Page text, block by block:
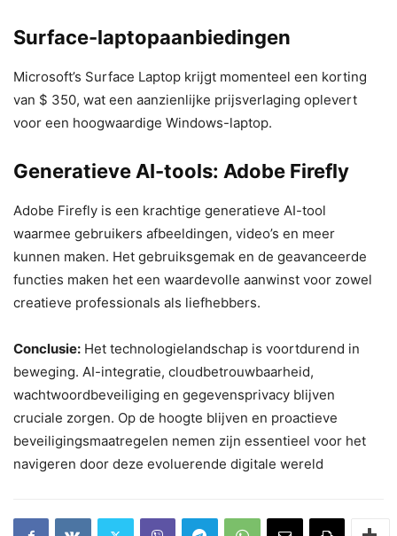
Surface-laptopaanbiedingen
Microsoft’s Surface Laptop krijgt momenteel een korting
van $ 350, wat een aanzienlijke prijsverlaging oplevert
voor een hoogwaardige Windows-laptop.
Generatieve AI-tools: Adobe Firefly
Adobe Firefly is een krachtige generatieve AI-tool
waarmee gebruikers afbeeldingen, video’s en meer
kunnen maken. Het gebruiksgemak en de geavanceerde
functies maken het een waardevolle aanwinst voor zowel
creatieve professionals als liefhebbers.
Conclusie: Het technologielandschap is voortdurend in
beweging. AI-integratie, cloudbetrouwbaarheid,
wachtwoordbeveiliging en gegevensprivacy blijven
cruciale zorgen. Op de hoogte blijven en proactieve
beveiligingsmaatregelen nemen zijn essentieel voor het
navigeren door deze evoluerende digitale wereld